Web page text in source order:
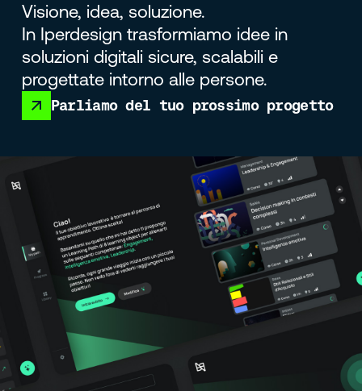
Visione, idea, soluzione.
In Iperdesign trasformiamo idee in
soluzioni digitali sicure, scalabili e
progettate intorno alle persone.
Parliamo del tuo prossimo progetto